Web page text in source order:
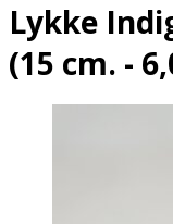
Lykke
(15 cm. -